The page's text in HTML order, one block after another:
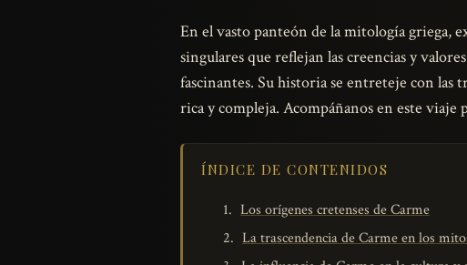
En el vasto panteón de la mitología griega,
singulares que reflejan las creencias y
fascinantes. Su historia se entreteje con las
rica y compleja. Acompáñanos en este viaje
ÍNDICE DE CONTENIDOS
Los orígenes cretenses de Carme
La trascendencia de Carme en los